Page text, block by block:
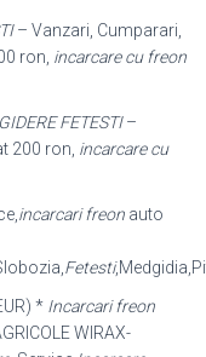
– Vanzari, Cumparari,
ron, incarcare cu freon
FETESTI–
200 ron, incarcare cu
incarcari freon auto
Fetesti
* Incarcari freon
WIRAX-